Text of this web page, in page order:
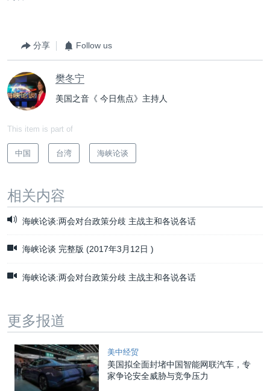
分享 Follow us
樊冬宁
美国之音《 今日焦点》主持人
This item is part of
中国 台湾 海峡论谈
相关内容
海峡论谈:两会对台政策分歧 主战主和各说各话
海峡论谈 完整版 (2017年3月12日 )
海峡论谈:两会对台政策分歧 主战主和各说各话
更多报道
美中经贸
美国拟全面封堵中国智能网联汽车，专
家争论安全威胁与竞争压力